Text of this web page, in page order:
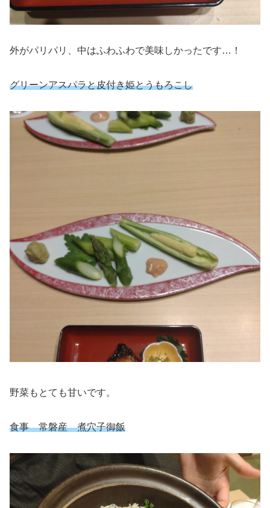
外がパリパリ、中はふわふわで美味しかったです…！
グリーンアスパラと皮付き姫とうもろこし
野菜もとても甘いです。
食事 常磐産 煮穴子御飯